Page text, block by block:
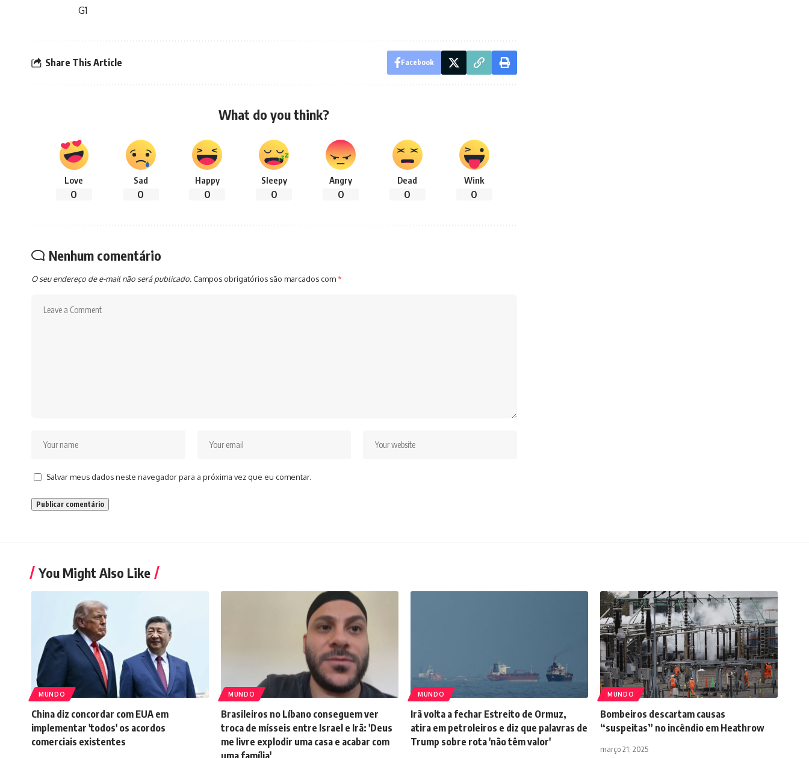
G1
Share This Article Facebook
What do you think?
Love
0
Sad
0
Happy
0
Sleepy
0
Angry
0
Dead
0
Wink
0
Nenhum comentário
O seu endereço de e-mail não será publicado. Campos obrigatórios são marcados com*
Salvar meus dados neste navegador para a próxima vez que eu comentar.
You Might Also Like
MUNDO
China diz concordar com EUA em
implementar 'todos' os acordos
comerciais existentes
MUNDO
Brasileiros no Líbano conseguem ver
troca de mísseis entre Israel e Irã: 'Deus
me livre explodir uma casa e acabar com
MUNDO
Irã volta a fechar Estreito de Ormuz,
atira em petroleiros e diz que palavras de
Trump sobre rota 'não têm valor'
MUNDO
Bombeiros descartam causas
“suspeitas” no incêndio em Heathrow
março 21, 2025